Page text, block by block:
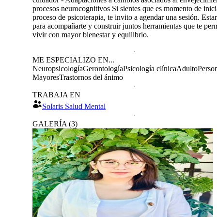
procesos neurocognitivos Si sientes que es momento de
proceso de psicoterapia, te invito a agendar una sesión.
para acompañarte y construir juntos herramientas que te
vivir con mayor bienestar y equilibrio.
ME ESPECIALIZO EN...
NeuropsicologíaGerontologíaPsicología clínicaAdulto
MayoresTrastornos del ánimo
TRABAJA EN
Solaris Salud Mental
GALERÍA (3)